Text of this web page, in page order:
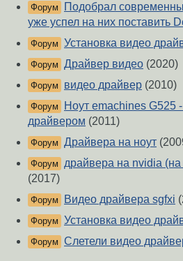
Форум
Подобрал
уже успел на них поставить
Форум Установка видео
Форум Драйвер видео (2020)
Форум видео драйвер (2010)
Форум
Ноут emachines G525
драйвером (2011)
Форум Драйвера на ноут
Форум
драйвера на nvidia
(2017)
Форум Видео драйвера sgfxi
Форум Установка видео
Форум Слетели видео